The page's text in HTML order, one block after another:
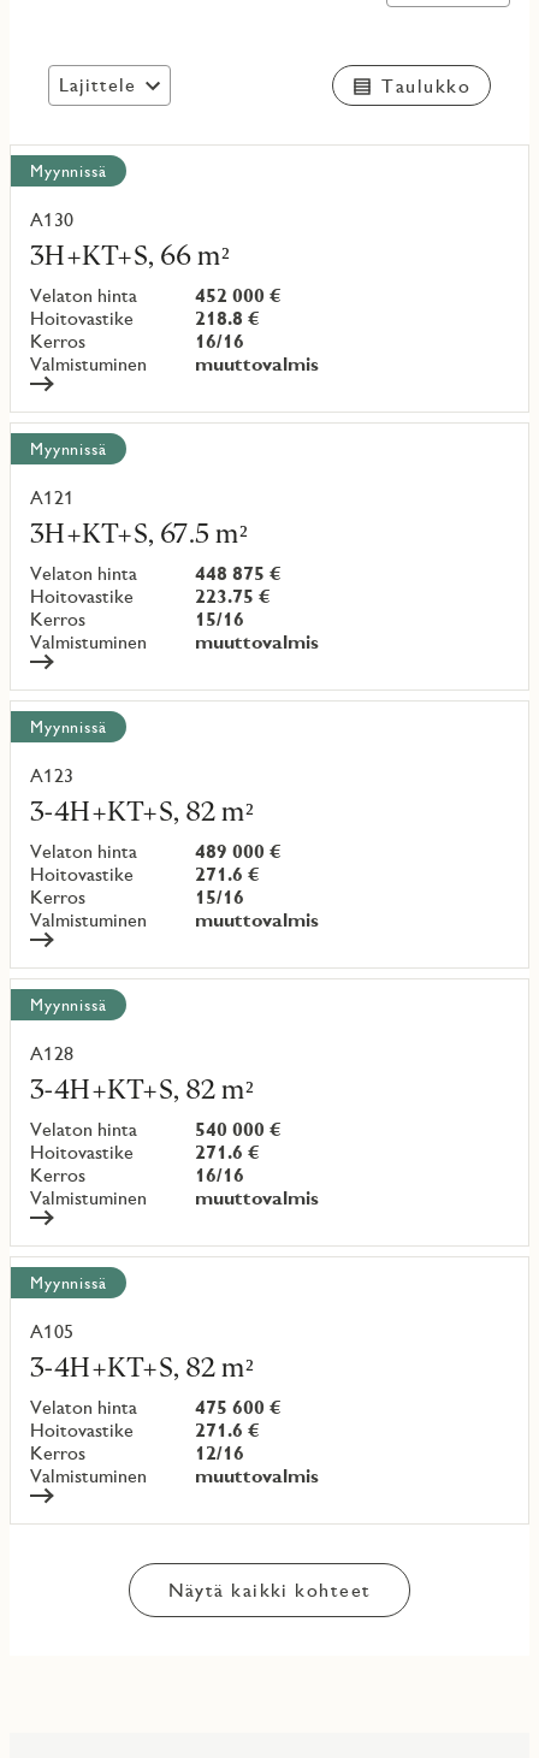
Lajittele Taulukko
Näytä
kaikki
kohteet
Myynnissä
A130
3H+KT+S, 66 m²
Velaton hinta
452 000 €
Hoitovastike
218.8 €
Kerros
16/16
Valmistuminen
muuttovalmis
Lue
lisää
kohteesta
Myynnissä
A121
3H+KT+S, 67.5 m²
Velaton hinta
448 875 €
Hoitovastike
223.75 €
Kerros
15/16
Valmistuminen
muuttovalmis
Lue
lisää
kohteesta
Myynnissä
A123
3-4H+KT+S, 82 m²
Velaton hinta
489 000 €
Hoitovastike
271.6 €
Kerros
15/16
Valmistuminen
muuttovalmis
Lue
lisää
kohteesta
Myynnissä
A128
3-4H+KT+S, 82 m²
Velaton hinta
540 000 €
Hoitovastike
271.6 €
Kerros
16/16
Valmistuminen
muuttovalmis
Lue
lisää
kohteesta
Myynnissä
A105
3-4H+KT+S, 82 m²
Velaton hinta
475 600 €
Hoitovastike
271.6 €
Kerros
12/16
Valmistuminen
muuttovalmis
Lue
lisää
kohteesta
Näytä kaikki kohteet